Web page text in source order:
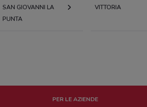
SAN GIOVANNI LA
PUNTA
VITTORIA
PER LE AZIENDE